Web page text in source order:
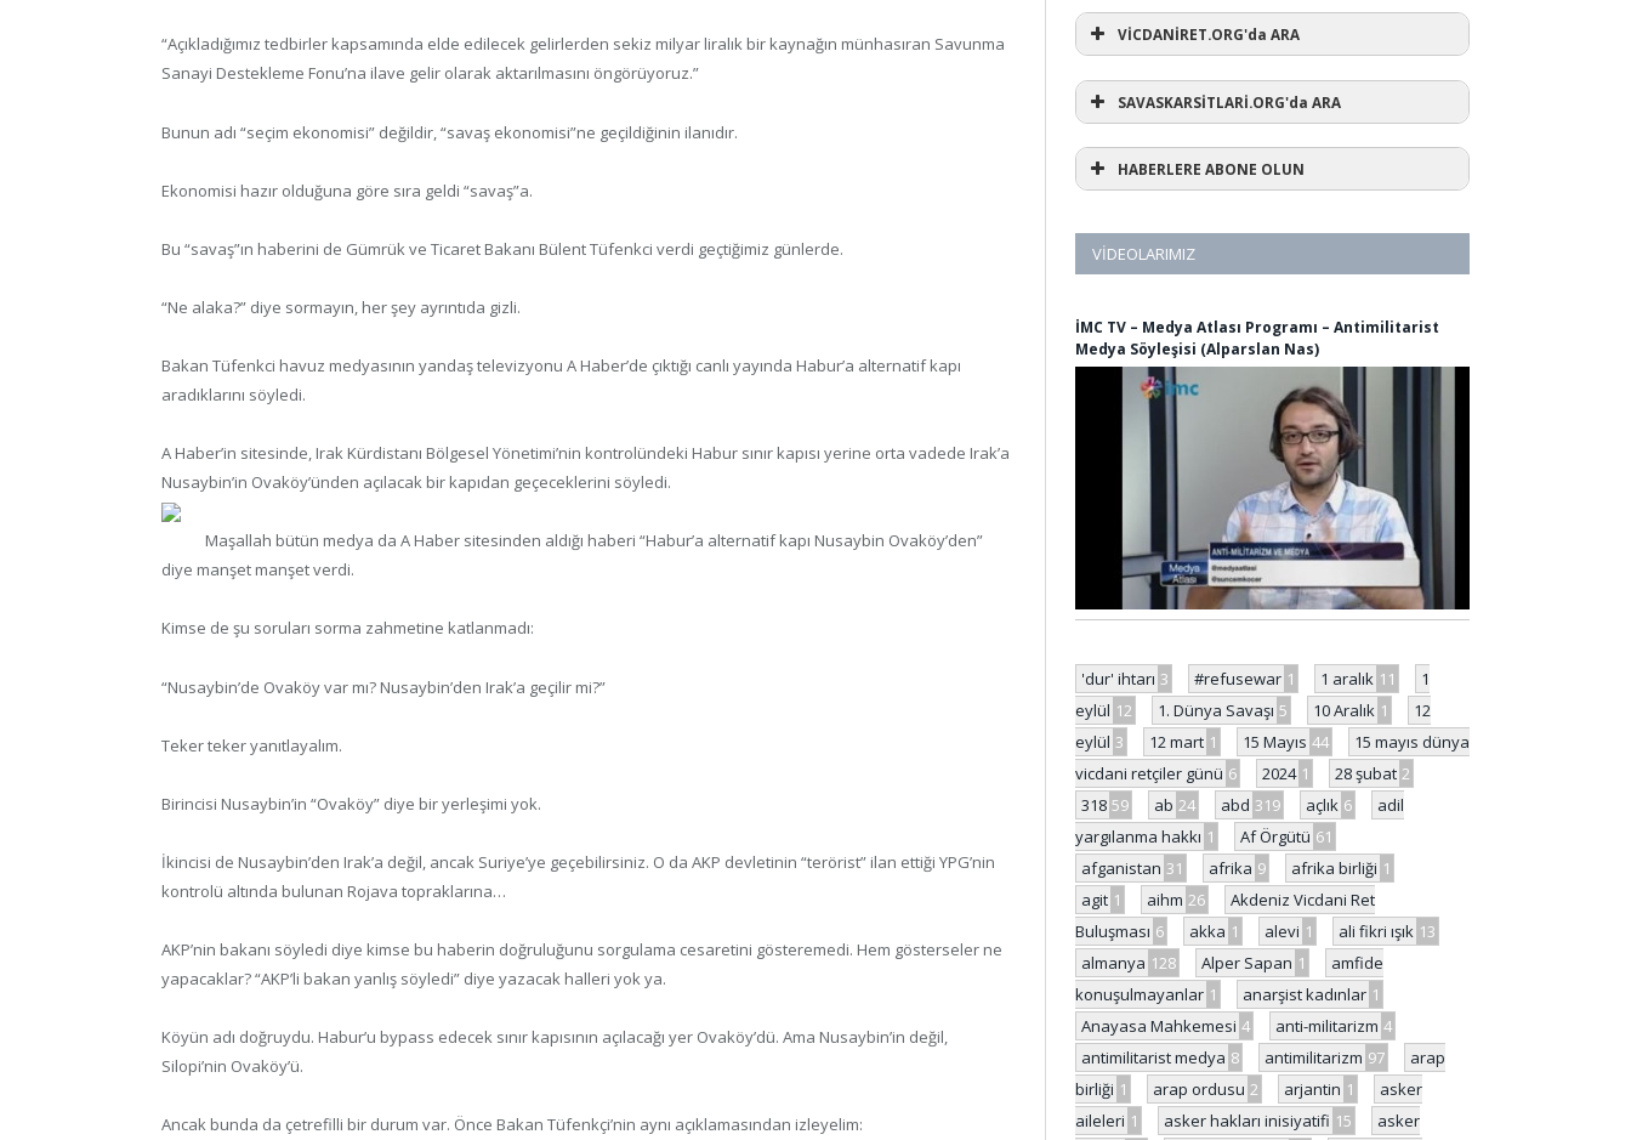
“Açıkladığımız tedbirler kapsamında elde edilecek gelirlerden sekiz milyar liralık bir kaynağın münhasıran Savunma
Sanayi Destekleme Fonu’na ilave gelir olarak aktarılmasını öngörüyoruz.”
Bunun adı “seçim ekonomisi” değildir, “savaş ekonomisi”ne geçildiğinin ilanıdır.
Ekonomisi hazır olduğuna göre sıra geldi “savaş”a.
Bu “savaş”ın haberini de Gümrük ve Ticaret Bakanı Bülent Tüfenkci verdi geçtiğimiz günlerde.
“Ne alaka?” diye sormayın, her şey ayrıntıda gizli.
Bakan Tüfenkci havuz medyasının yandaş televizyonu A Haber’de çıktığı canlı yayında Habur’a alternatif kapı
aradıklarını söyledi.
A Haber’in sitesinde, Irak Kürdistanı Bölgesel Yönetimi’nin kontrolündeki Habur sınır kapısı yerine orta vadede Irak’a
Nusaybin’in Ovaköy’ünden açılacak bir kapıdan geçeceklerini söyledi.
Maşallah bütün medya da A Haber sitesinden aldığı haberi “Habur’a alternatif kapı Nusaybin Ovaköy’den”
diye manşet manşet verdi.
Kimse de şu soruları sorma zahmetine katlanmadı:
“Nusaybin’de Ovaköy var mı? Nusaybin’den Irak’a geçilir mi?”
Teker teker yanıtlayalım.
Birincisi Nusaybin’in “Ovaköy” diye bir yerleşimi yok.
İkincisi de Nusaybin’den Irak’a değil, ancak Suriye’ye geçebilirsiniz. O da AKP devletinin “terörist” ilan ettiği YPG’nin
kontrolü altında bulunan Rojava topraklarına…
AKP’nin bakanı söyledi diye kimse bu haberin doğruluğunu sorgulama cesaretini gösteremedi. Hem gösterseler ne
yapacaklar? “AKP’li bakan yanlış söyledi” diye yazacak halleri yok ya.
Köyün adı doğruydu. Habur’u bypass edecek sınır kapısının açılacağı yer Ovaköy’dü. Ama Nusaybin’in değil,
Silopi’nin Ovaköy’ü.
Ancak bunda da çetrefilli bir durum var. Önce Bakan Tüfenkçi’nin aynı açıklamasından izleyelim:
VİCDANİRET.ORG'da ARA
SAVASKARSİTLARİ.ORG'da ARA
HABERLERE ABONE OLUN
VIDEOLARIMIZ
İMC TV – Medya Atlası Programı – Antimilitarist
Medya Söyleşisi (Alparslan Nas)
'dur' ihtarı 3 #refusewar 1 1 aralık 11
1
eylül 12 1. Dünya Savaşı 5 10 Aralık 1
12
eylül 3 12 mart 1 15 Mayıs 44
15 mayıs dünya
vicdani retçiler günü 6 2024 1 28 şubat 2
318 59 ab 24 abd 319 açlık 6
adil
yargılanma hakkı 1 Af Örgütü 61
afganistan 31 afrika 9 afrika birliği 1
agit 1 aihm 26
Akdeniz Vicdani Ret
Buluşması 6 akka 1 alevi 1 ali fikri ışık 13
almanya 128 Alper Sapan 1
amfide
konuşulmayanlar 1 anarşist kadınlar 1
Anayasa Mahkemesi 4 anti-militarizm 4
antimilitarist medya 8 antimilitarizm 97
arap
birliği 1 arap ordusu 2 arjantin 1
asker
aileleri 1 asker hakları inisiyatifi 15
asker